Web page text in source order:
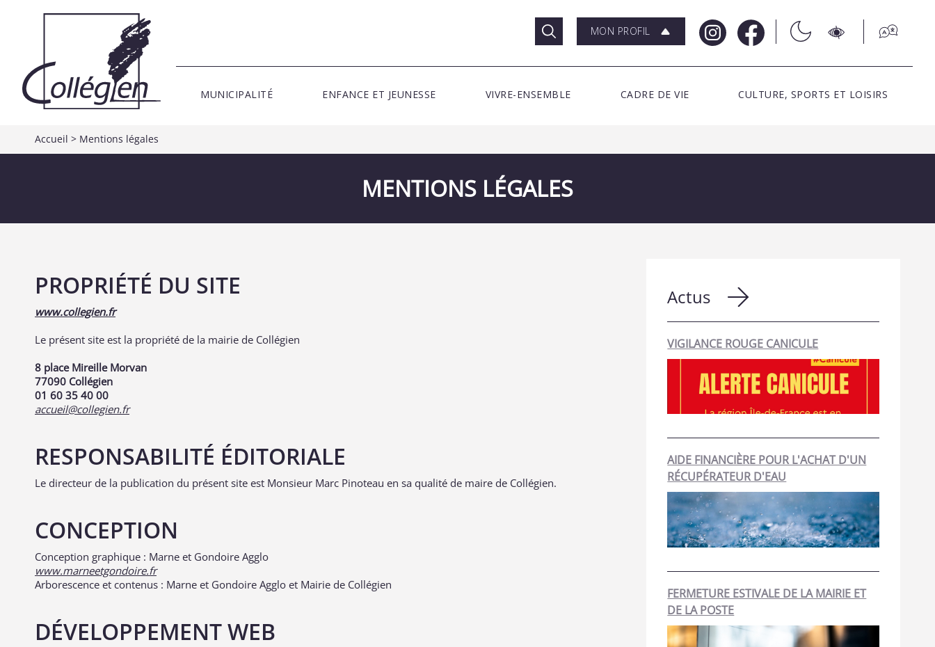
MON PROFIL
MUNICIPALITÉ ENFANCE ET JEUNESSE VIVRE-ENSEMBLE CADRE DE VIE CULTURE, SPORTS ET LOISIRS
Accueil > Mentions légales
MENTIONS LÉGALES
PROPRIÉTÉ DU SITE
www.collegien.fr
Le présent site est la propriété de la mairie de Collégien
8 place Mireille Morvan
77090 Collégien
01 60 35 40 00
accueil@collegien.fr
RESPONSABILITÉ ÉDITORIALE
Le directeur de la publication du présent site est Monsieur Marc Pinoteau en sa qualité de maire de Collégien.
CONCEPTION
Conception graphique : Marne et Gondoire Agglo
www.marneetgondoire.fr
Arborescence et contenus : Marne et Gondoire Agglo et Mairie de Collégien
DÉVELOPPEMENT WEB
Actus
VIGILANCE ROUGE CANICULE
AIDE FINANCIÈRE POUR L'ACHAT D'UN
RÉCUPÉRATEUR D'EAU
FERMETURE ESTIVALE DE LA MAIRIE ET
DE LA POSTE